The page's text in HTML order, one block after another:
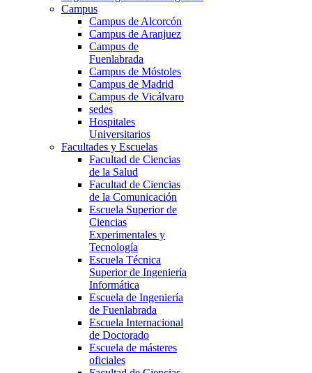
Campus
Campus de Alcorcón
Campus de Aranjuez
Campus de
Fuenlabrada
Campus de Móstoles
Campus de Madrid
Campus de Vicálvaro
sedes
Hospitales
Universitarios
Facultades y Escuelas
Facultad de Ciencias
de la Salud
Facultad de Ciencias
de la Comunicación
Escuela Superior de
Ciencias
Experimentales y
Tecnología
Escuela Técnica
Superior de Ingeniería
Informática
Escuela de Ingeniería
de Fuenlabrada
Escuela Internacional
de Doctorado
Escuela de másteres
oficiales